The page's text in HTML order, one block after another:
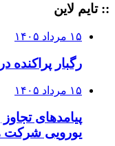
:: تایم لاین
۱۵ مرداد ۱۴۰۵
رگبار پراکنده
۱۵ مرداد ۱۴۰۵
یورویی شرکت